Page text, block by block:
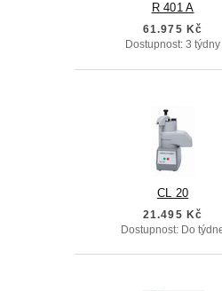
R 401 A
61.975 Kč
Dostupnost: 3 týdny
CL 20
21.495 Kč
Dostupnost: Do